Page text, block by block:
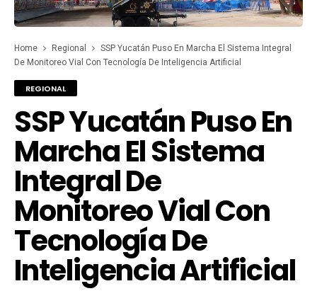
Home Regional
SSP Yucatán Puso En Marcha El Sistema Integral
De Monitoreo Vial Con Tecnología De Inteligencia Artificial
REGIONAL
SSP Yucatán Puso En
Marcha El Sistema
Integral De
Monitoreo Vial Con
Tecnología De
Inteligencia Artificial